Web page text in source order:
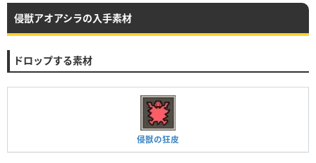
侵獣アオアシラの入手素材
ドロップする素材
侵獣の狂皮